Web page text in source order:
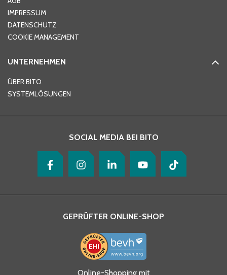
Telefon
Ja, ich habe die
IMPRESSUM
DATENSCHUTZ
COOKIE MANAGEMENT
UNTERNEHMEN
ÜBER BITO
SYSTEMLÖSUNGEN
SOCIAL MEDIA BEI BITO
GEPRÜFTER ONLINE-SHOP
Online-Shopping mit